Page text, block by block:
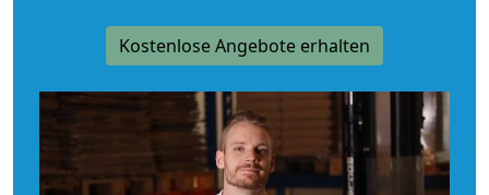
Kostenlose Angebote erhalten